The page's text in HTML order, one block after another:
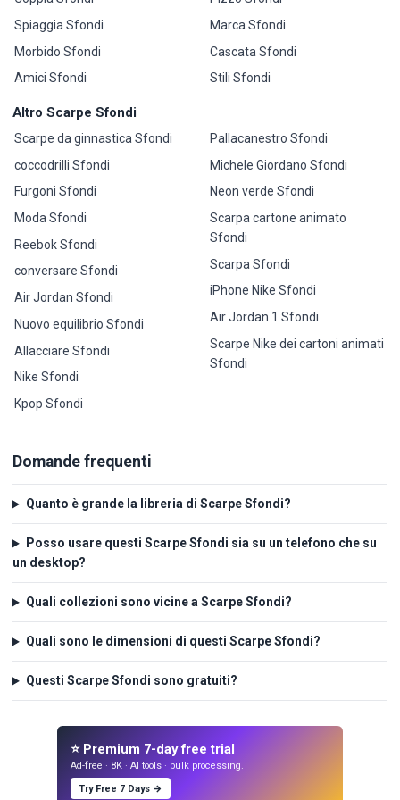
Spiaggia Sfondi
Morbido Sfondi
Amici Sfondi
Marca Sfondi
Cascata Sfondi
Stili Sfondi
Altro Scarpe Sfondi
Scarpe da ginnastica Sfondi
coccodrilli Sfondi
Furgoni Sfondi
Moda Sfondi
Reebok Sfondi
conversare Sfondi
Air Jordan Sfondi
Nuovo equilibrio Sfondi
Allacciare Sfondi
Nike Sfondi
Kpop Sfondi
Pallacanestro Sfondi
Michele Giordano Sfondi
Neon verde Sfondi
Scarpa cartone animato
Sfondi
Scarpa Sfondi
iPhone Nike Sfondi
Air Jordan 1 Sfondi
Scarpe Nike dei cartoni animati
Sfondi
Domande frequenti
Quanto è grande la libreria di Scarpe Sfondi?
Posso usare questi Scarpe Sfondi sia su un telefono che su
un desktop?
Quali collezioni sono vicine a Scarpe Sfondi?
Quali sono le dimensioni di questi Scarpe Sfondi?
Questi Scarpe Sfondi sono gratuiti?
⭐ Premium 7-day free trial
Ad-free · 8K · AI tools · bulk processing.
Try Free 7 Days →